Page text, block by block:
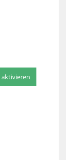
aktivieren